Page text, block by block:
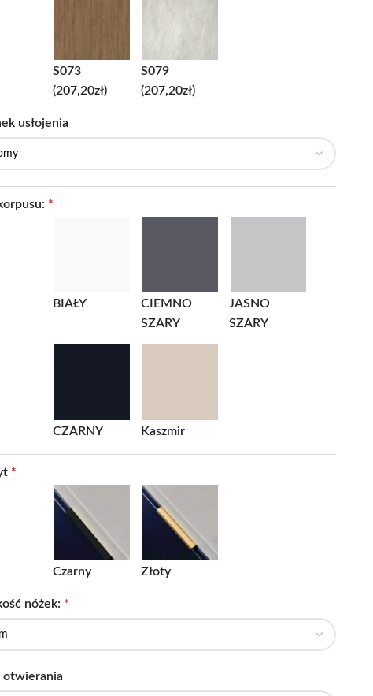
S073
(207,20zł)
S079
(207,20zł)
usłojenia
*
BIAŁY
CIEMNO
SZARY
JASNO
SZARY
CZARNY Kaszmir
*
Czarny Złoty
nóżek: *
otwierania